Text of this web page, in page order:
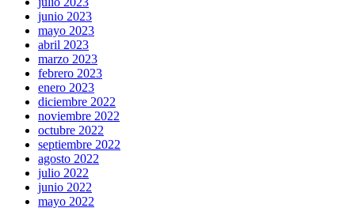
junio 2023
mayo 2023
abril 2023
marzo 2023
febrero 2023
enero 2023
diciembre 2022
noviembre 2022
octubre 2022
septiembre 2022
agosto 2022
julio 2022
junio 2022
mayo 2022